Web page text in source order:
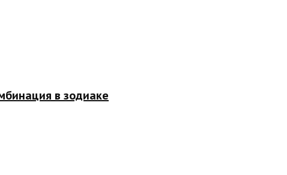
в зодиаке